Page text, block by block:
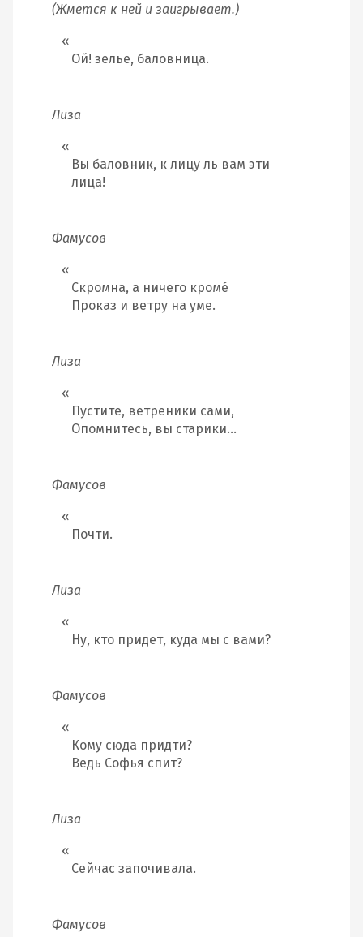
(Жмется к ней и заигрывает.)
Ой! зелье, баловница.
Лиза
Вы баловник, к лицу ль вам эти
лица!
Фамусов
Скромна, а ничего кроме́
Проказ и ветру на уме.
Лиза
Пустите, ветреники сами,
Опомнитесь, вы старики…
Фамусов
Почти.
Лиза
Ну, кто придет, куда мы с вами?
Фамусов
Кому сюда придти?
Ведь Софья спит?
Лиза
Сейчас започивала.
Фамусов